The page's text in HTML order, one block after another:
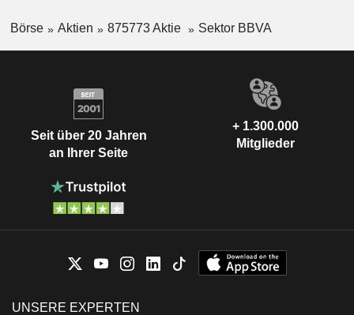
Börse Aktien 875773 Aktie Sektor BBVA
Seit über 20 Jahren
an Ihrer Seite
+ 1.300.000
Mitglieder
UNSERE EXPERTEN